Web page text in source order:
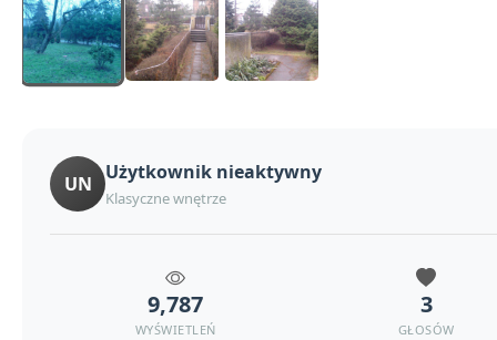
UN Użytkownik nieaktywny
Klasyczne wnętrze
9,787
WYŚWIETLEŃ
3
GŁOSÓW